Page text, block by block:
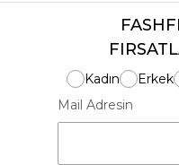
Kadın Erkek
Mail Adresin